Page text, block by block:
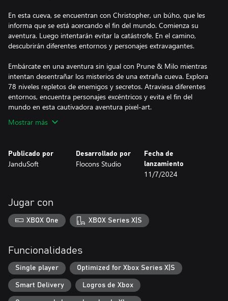
En esta cueva, se encuentran con Christopher, un búho, que les
informa que se está acercando el fin del mundo. Comienza su
aventura. Luego intentarán evitar la catástrofe. En el camino,
descubrirán diferentes entornos y personajes extravagantes.
Embárcate en una aventura sin igual con Prune & Milo mientras
intentan desentrañar los misterios de una extraña cueva. Explora
78 niveles repletos de enemigos y secretos. Atraviesa diferentes
entornos, encuentra personajes excéntricos y evita el fin del
mundo en esta cautivadora aventura pixel-art.
Mostrar más
Publicado por
JanduSoft
Desarrollado por
Flocons Studio
Fecha de
lanzamiento
11/7/2024
Jugar con
XBOX One XBOX Series X|S
Funcionalidades
Single player Optimized for Xbox Series X|S
Smart Delivery Logros de Xbox